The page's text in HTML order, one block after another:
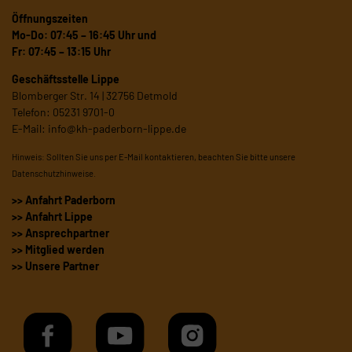
Öffnungszeiten
Mo-Do: 07:45 – 16:45 Uhr und
Fr: 07:45 – 13:15 Uhr
Geschäftsstelle Lippe
Blomberger Str. 14 | 32756 Detmold
Telefon: 05231 9701-0
E-Mail: info@kh-paderborn-lippe.de
Hinweis: Sollten Sie uns per E-Mail kontaktieren, beachten Sie bitte unsere
Datenschutzhinweise
>> Anfahrt Paderborn
>> Anfahrt Lippe
>> Ansprechpartner
>> Mitglied werden
>> Unsere Partner